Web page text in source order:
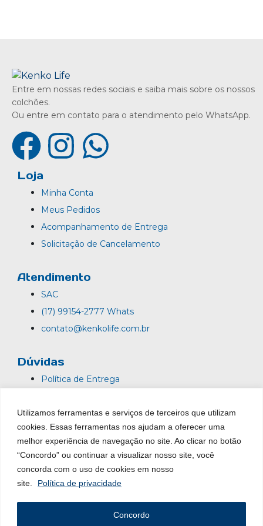
Utilizamos ferramentas e serviços de terceiros que utilizam
cookies. Essas ferramentas nos ajudam a oferecer uma
melhor experiência de navegação no site. Ao clicar no botão
“Concordo” ou continuar a visualizar nosso site, você
concorda com o uso de cookies em nosso
site.
Política de privacidade
Concordo
Entre em nossas redes sociais e saiba mais sobre os nossos
colchões.
Ou entre em contato para o atendimento pelo WhatsApp.
Loja
Minha Conta
Meus Pedidos
Acompanhamento de Entrega
Solicitação de Cancelamento
Atendimento
SAC
(17) 99154-2777 Whats
contato@kenkolife.com.br
Dúvidas
Política de Entrega
Política de Privacidade
Trocas e Devoluções
Garantia
2024© Kenko Life – Todos os direitos reservados | Feito por